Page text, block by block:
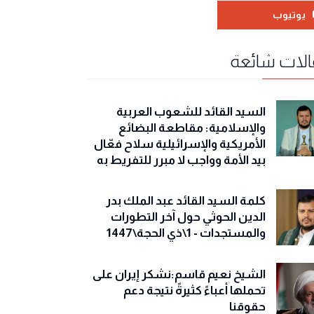
يوتيوب
شائعة
السيد القائد للشعوب العربية
والإسلامية: مقاطعة البضائع
الأمريكية والإسرائيلية سلاح فعّال
بيد الأمة وواجب لا مبرر للتفريط به
كلمة السيد القائد عبد الملك بدر
الدين الحوثي حول آخر التطورات
والمستجدات - 1\ذي الحجة\1447
الشيخ نعيم قاسم:نشكر إيران على
تحملها أعباءً كثيرةً نتيجة دعم
حقوقنا